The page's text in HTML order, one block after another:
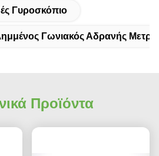
Γυροσκόπιο
Γωνιακός Αδρανής
Προϊόντα